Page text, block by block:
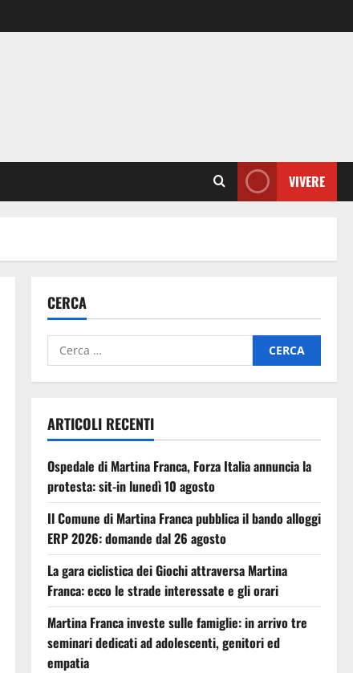
VIVERE
CERCA
ARTICOLI RECENTI
Ospedale di Martina Franca, Forza Italia annuncia la
protesta: sit-in lunedì 10 agosto
Il Comune di Martina Franca pubblica il bando alloggi
ERP 2026: domande dal 26 agosto
La gara ciclistica dei Giochi attraversa Martina
Franca: ecco le strade interessate e gli orari
Martina Franca investe sulle famiglie: in arrivo tre
seminari dedicati ad adolescenti, genitori ed
empatia